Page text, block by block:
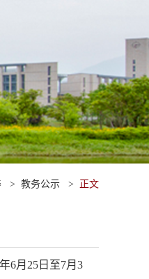
> 教务公示 > 正文
6月25日至7月3